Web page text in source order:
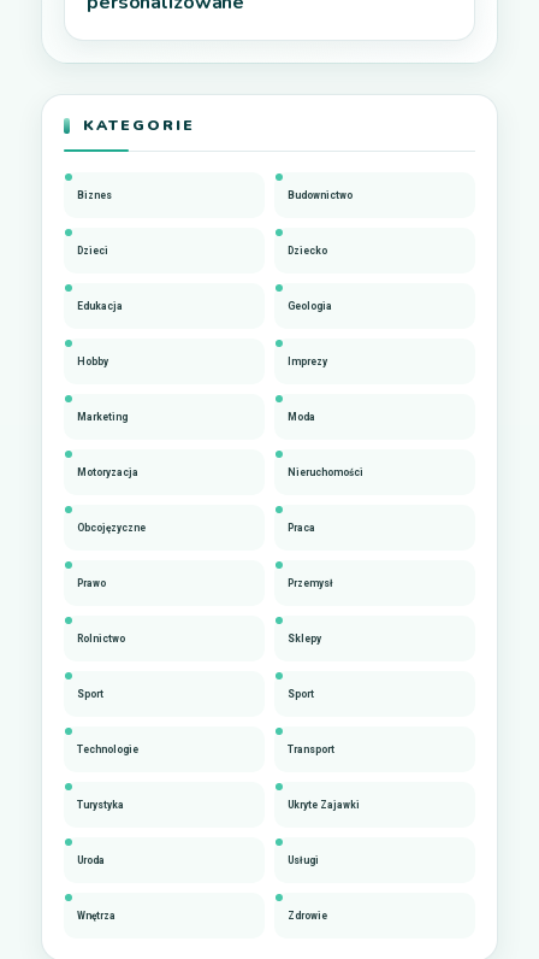
KATEGORIE
Biznes Budownictwo
Dzieci Dziecko
Edukacja Geologia
Hobby Imprezy
Marketing Moda
Motoryzacja Nieruchomości
Obcojęzyczne Praca
Prawo Przemysł
Rolnictwo Sklepy
Sport Sport
Technologie Transport
Turystyka Ukryte Zajawki
Uroda Usługi
Wnętrza Zdrowie